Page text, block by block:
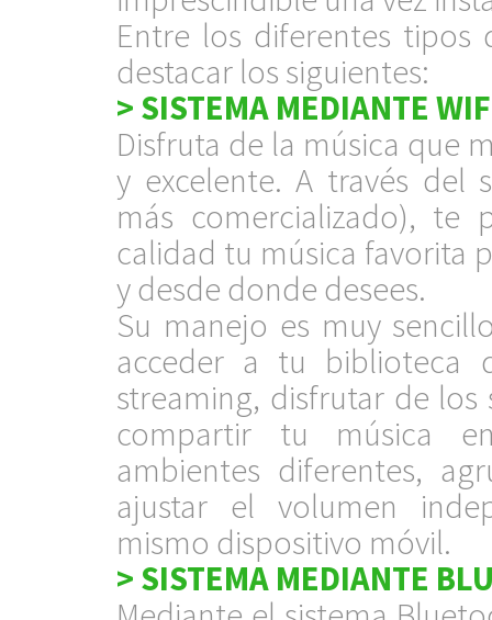
Entre los diferentes tipos
destacar los siguientes:
> SISTEMA MEDIANTE
Disfruta de la música que
y excelente. A través del
más comercializado), te
calidad tu música favorita
y desde donde desees.
Su manejo es muy
acceder a tu biblioteca
streaming, disfrutar de los
compartir tu música
ambientes diferentes,
ajustar el volumen
mismo dispositivo móvil.
> SISTEMA MEDIANTE